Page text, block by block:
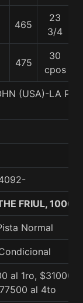
465
23
3/4
475
30
cpos
(USA)-LA
FRIUL, 1000
Normal
al 1ro,
al 4to